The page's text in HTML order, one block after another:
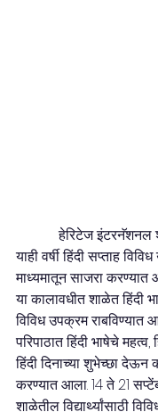
            हेरिटेज इंटरनॅशनल शाळेत दरवर्षीप्रमाणे
याही वर्षी हिंदी सप्ताह
माध्यमातून साजरा करण्यात
या कालावधीत शाळेत हिंदी
विविध उपक्रम राबविण्यात
परिपाठात हिंदी भाषेचे महत्व,
हिंदी दिनाच्या शुभेच्छा देऊन
करण्यात आला. 14 ते 21
शाळेतील विद्यार्थ्यांसाठी